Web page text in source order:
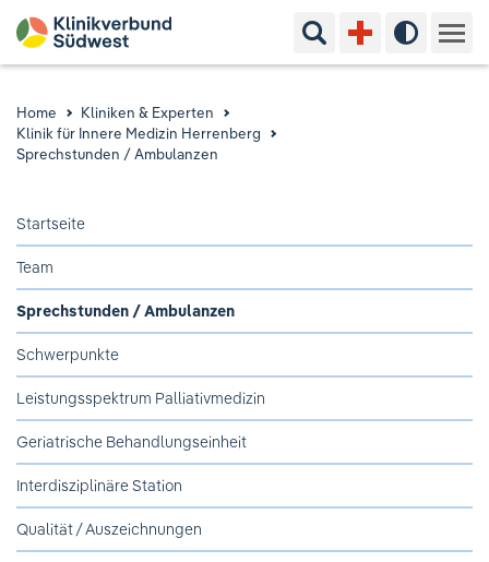
Suchbegriff eingeben
Hoher
Ihr Aufenthalt
Ausbildung & Studium
Jobs & Karriere
Standorte & Kontakt Aktuelles
Veranstaltungen
Ihre Meinung ist uns wichtig!
Home
Kliniken & Experten
Klinik für Innere Medizin Herrenberg
Sprechstunden / Ambulanzen
Startseite
Team
Sprechstunden / Ambulanzen
Schwerpunkte
Leistungsspektrum Palliativmedizin
Geriatrische Behandlungseinheit
Interdisziplinäre Station
Qualität / Auszeichnungen